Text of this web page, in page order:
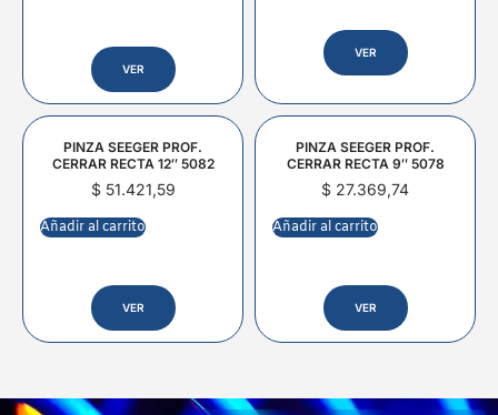
VER
VER
PINZA SEEGER PROF.
CERRAR RECTA 12″ 5082
$51.421,59
Añadir al carrito
VER
PINZA SEEGER PROF.
CERRAR RECTA 9″ 5078
$ 27.369,74
Añadir al carrito
VER